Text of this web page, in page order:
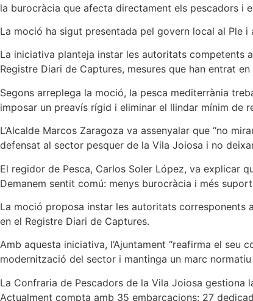
la burocràcia que afecta directament els pescadors i
La moció ha sigut presentada pel govern local al Ple i
La iniciativa planteja instar les autoritats competents
Registre Diari de Captures, mesures que han entrat
Segons arreplega la moció, la pesca mediterrània
imposar un preavís rígid i eliminar el llindar mínim de
L’Alcalde Marcos Zaragoza va assenyalar que “no
defensat al sector pesquer de la Vila Joiosa i no
El regidor de Pesca, Carlos Soler López, va explicar
Demanem sentit comú: menys burocràcia i més
La moció proposa instar les autoritats corresponents
en el Registre Diari de Captures.
Amb aquesta iniciativa, l’Ajuntament “reafirma el
modernització del sector i mantinga un marc
La Confraria de Pescadors de la Vila Joiosa
Actualment compta amb 35 embarcacions: 27